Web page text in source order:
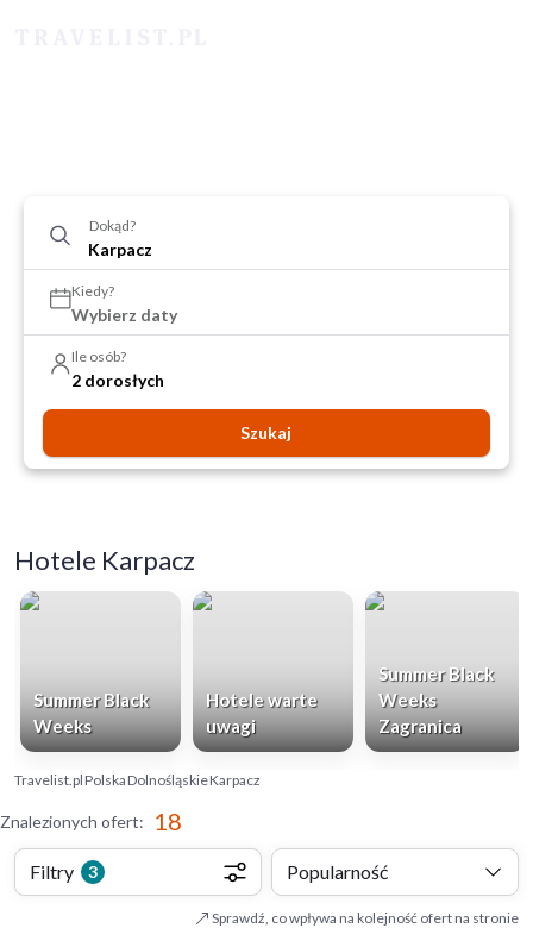
Dokąd?
Kiedy?
Wybierz daty
Ile osób?
2 dorosłych
Szukaj
Hotele Karpacz
Summer Black
Weeks
Hotele warte
uwagi
Summer Black
Weeks
Zagranica
Travelist.plPolskaDolnośląskieKarpacz
Znalezionych ofert: 18
Filtry 3 Popularność
Sprawdź, co wpływa na kolejność ofert na stronie